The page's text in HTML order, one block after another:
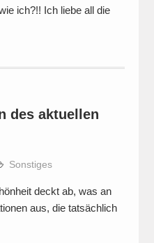
ich?!! Ich liebe all die
des aktuellen
Sonstiges
deckt ab, was an
aus, die tatsächlich